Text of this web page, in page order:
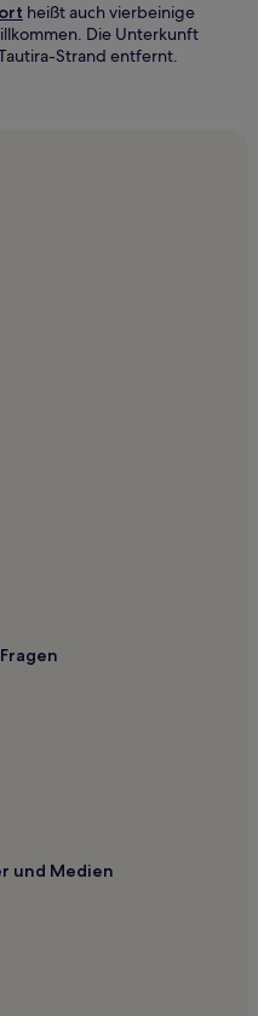
heißt auch vierbeinige
Die Unterkunft
Strand entfernt.
und Medien